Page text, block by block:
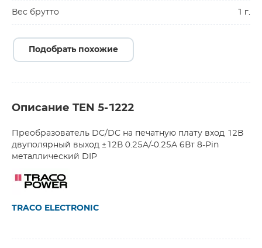
Вес брутто 1 г.
Подобрать похожие
Описание TEN 5-1222
Преобразователь DC/DC на печатную плату вход 12В
двуполярный выход ±12В 0.25A/-0.25A 6Вт 8-Pin
металлический DIP
TRACO ELECTRONIC